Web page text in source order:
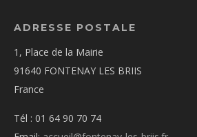
ADRESSE POSTALE
1, Place de la Mairie
91640 FONTENAY LES BRIIS
France
Tél : 01 64 90 70 74